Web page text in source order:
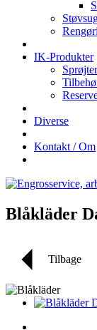
IK-Produkter
Sprøjter
Diverse
Kontakt / Om
Blåkläder
Tilbage